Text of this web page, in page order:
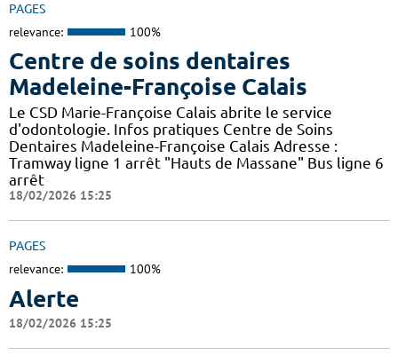
PAGES
relevance: 100%
Centre de soins dentaires
Madeleine-Françoise Calais
Le CSD Marie-Françoise Calais abrite le service
d'odontologie. Infos pratiques Centre de Soins
Dentaires Madeleine-Françoise Calais Adresse :
Tramway ligne 1 arrêt "Hauts de Massane" Bus ligne 6
arrêt
18/02/2026 15:25
PAGES
relevance: 100%
Alerte
18/02/2026 15:25